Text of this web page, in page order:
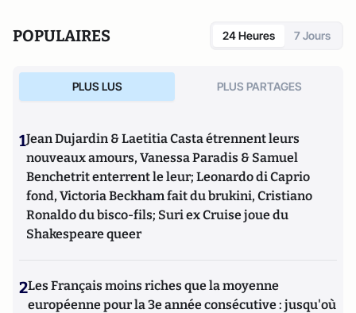
POPULAIRES 24 Heures 7 Jours
PLUS LUS PLUS PARTAGES
1Jean Dujardin & Laetitia Casta étrennent leurs
nouveaux amours, Vanessa Paradis & Samuel
Benchetrit enterrent le leur; Leonardo di Caprio
fond, Victoria Beckham fait du brukini, Cristiano
Ronaldo du bisco-fils; Suri ex Cruise joue du
Shakespeare queer
2Les Français moins riches que la moyenne
européenne pour la 3e année consécutive : jusqu'où